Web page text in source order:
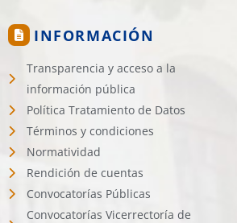
INFORMACIÓN
Transparencia y acceso a la
información pública
Política Tratamiento de Datos
Términos y condiciones
Normatividad
Rendición de cuentas
Convocatorías Públicas
Convocatorías Vicerrectoría de